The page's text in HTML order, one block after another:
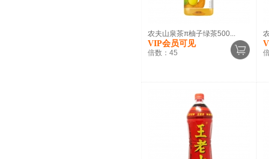
农夫山泉茶π柚子绿茶500...
VIP会员可见
倍数： 45